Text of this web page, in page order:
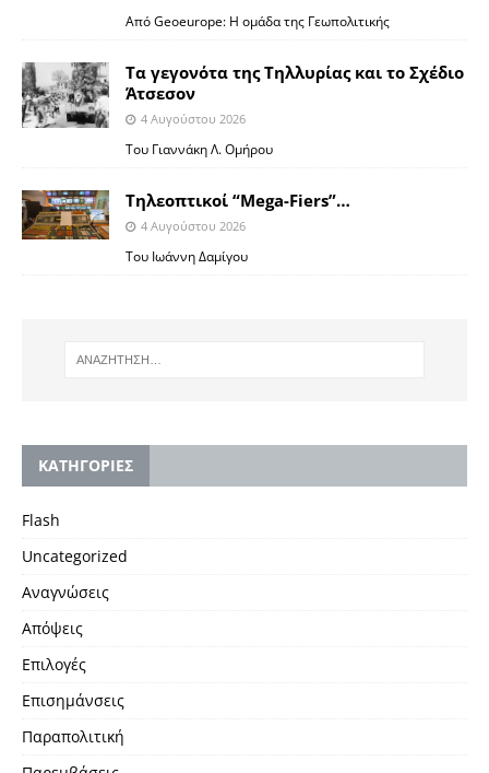
Από Geoeurope: H ομάδα της Γεωπολιτικής
Τα γεγονότα της Τηλλυρίας και το Σχέδιο
Άτσεσον
4 Αυγούστου 2026
Toυ Γιαννάκη Λ. Ομήρου
Tηλεοπτικοί “Mega-Fiers”…
4 Αυγούστου 2026
Toυ Ιωάννη Δαμίγου
KΑΤΗΓΟΡΙΕΣ
Flash
Uncategorized
Αναγνώσεις
Απόψεις
Επιλογές
Επισημάνσεις
Παραπολιτική